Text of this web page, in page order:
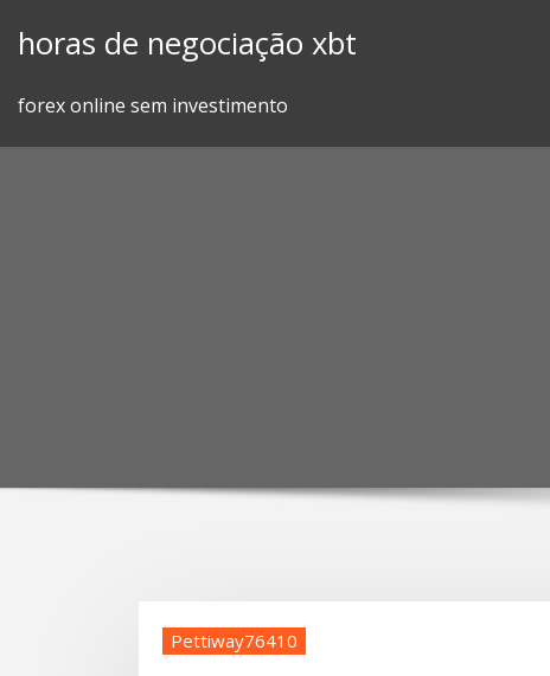
horas de negociação xbt
forex online sem investimento
Pettiway76410